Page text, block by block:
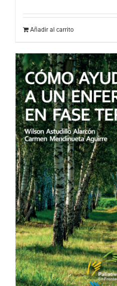
Añadir al carrito